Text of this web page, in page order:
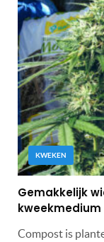
KWEKEN
Gemakkelijk
Compost is